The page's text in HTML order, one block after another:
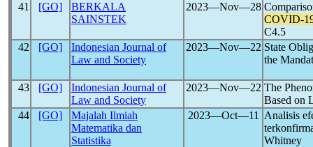
41 [GO]
BERKALA
SAINSTEK
2023―Nov―28
COVID-
C4.5
42
[GO]
Indonesian Journal of
Law and Society
2023―Nov―22 State
the
43 [GO]
Indonesian Journal of
Law and Society
2023―Nov―22 The
Based on
44
[GO]
Majalah Ilmiah
Matematika dan
Statistika
2023―Oct―11
Analisis
Whitney